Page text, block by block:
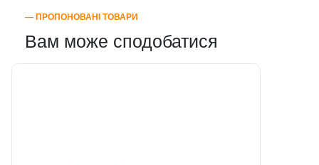
― ПРОПОНОВАНІ ТОВАРИ
Вам може сподобатися